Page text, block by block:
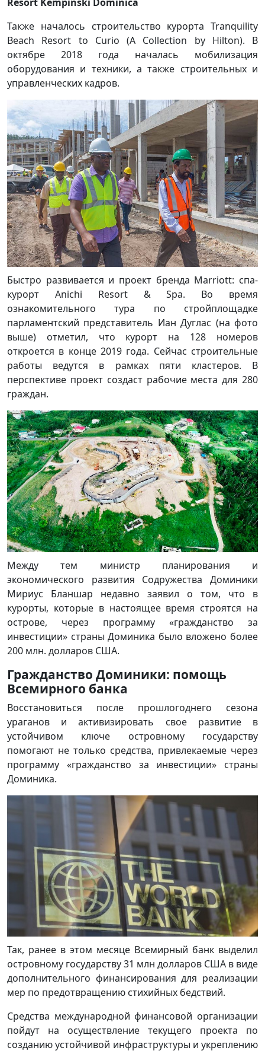
Также началось строительство курорта Tranquility
Beach Resort to Curio (A Collection by Hilton). В
октябре 2018 года началась мобилизация
оборудования и техники, а также строительных и
управленческих кадров.
Быстро развивается и проект бренда Marriott: спа-
курорт Anichi Resort & Spa. Во время
ознакомительного тура по стройплощадке
парламентский представитель Иан Дуглас (на фото
выше) отметил, что курорт на 128 номеров
откроется в конце 2019 года. Сейчас строительные
работы ведутся в рамках пяти кластеров. В
перспективе проект создаст рабочие места для 280
граждан.
Между тем министр планирования и
экономического развития Содружества Доминики
Мириус Бланшар недавно заявил о том, что в
курорты, которые в настоящее время строятся на
острове, через программу «гражданство за
инвестиции» страны Доминика было вложено более
200 млн. долларов США.
Гражданство Доминики: помощь
Всемирного банка
Восстановиться после прошлогоднего сезона
ураганов и активизировать свое развитие в
устойчивом ключе островному государству
помогают не только средства, привлекаемые через
программу «гражданство за инвестиции» страны
Доминика.
Так, ранее в этом месяце Всемирный банк выделил
островному государству 31 млн долларов США в виде
дополнительного финансирования для реализации
мер по предотвращению стихийных бедствий.
Средства международной финансовой организации
пойдут на осуществление текущего проекта по
созданию устойчивой инфраструктуры и укреплению